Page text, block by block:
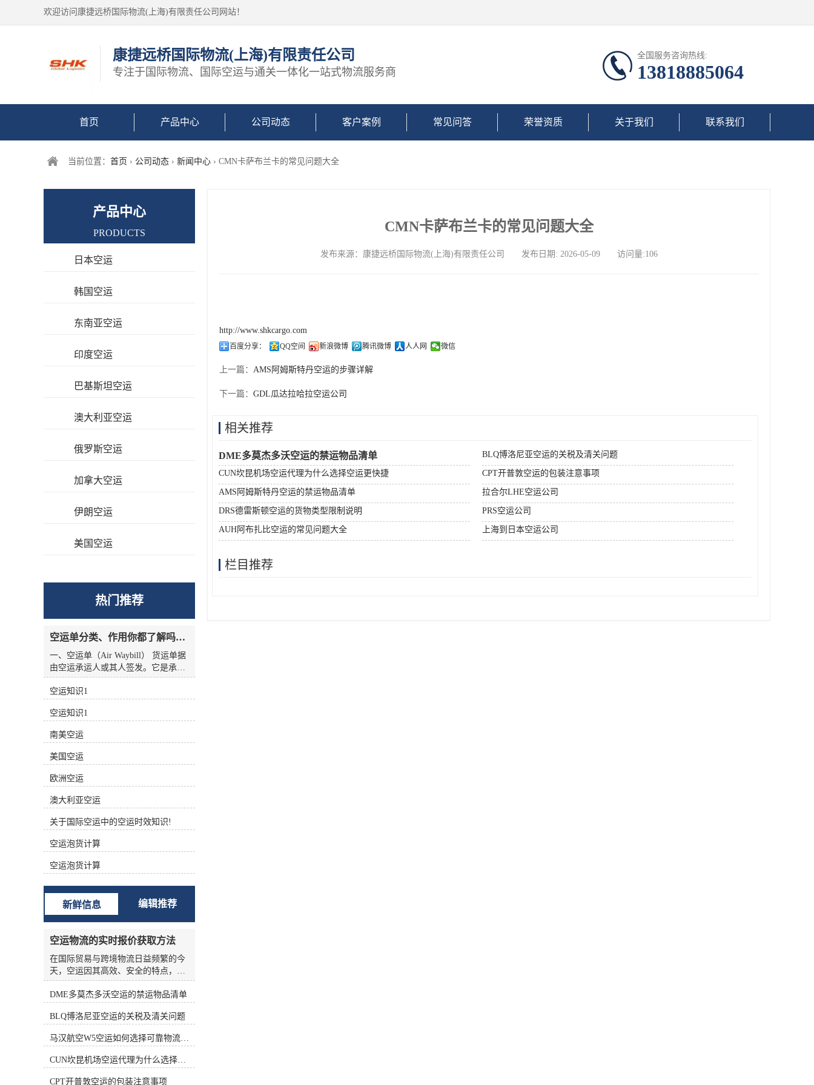
欢迎访问康捷远桥国际物流(上海)有限责任公司网站！
康捷远桥国际物流(上海)有限责任公司
专注于国际物流、国际空运与通关一体化一站式物流服务商
全国服务咨询热线:
13818885064
首页 产品中心 公司动态 客户案例 常见问答 荣誉资质 关于我们 联系我们
当前位置： 首页 › 公司动态 › 新闻中心 › CMN卡萨布兰卡的常见问题大全
CMN卡萨布兰卡的常见问题大全
发布来源：康捷远桥国际物流(上海)有限责任公司 发布日期: 2026-05-09 访问量:106
http://www.shkcargo.com
百度分享： QQ空间 新浪微博 腾讯微博 人人网 微信
上一篇： AMS阿姆斯特丹空运的步骤详解
下一篇： GDL瓜达拉哈拉空运公司
相关推荐
DME多莫杰多沃空运的禁运物品清单 BLQ博洛尼亚空运的关税及清关问题
CUN坎昆机场空运代理为什么选择空运更快捷 CPT开普敦空运的包装注意事项
AMS阿姆斯特丹空运的禁运物品清单 拉合尔LHE空运公司
DRS德雷斯顿空运的货物类型限制说明 PRS空运公司
AUH阿布扎比空运的常见问题大全 上海到日本空运公司
栏目推荐
产品中心
PRODUCTS
日本空运
韩国空运
东南亚空运
印度空运
巴基斯坦空运
澳大利亚空运
俄罗斯空运
加拿大空运
伊朗空运
美国空运
热门推荐
空运单分类、作用你都了解吗？空运单干货讲解
一、空运单（Air Waybill） 货运单据
由空运承运人或其人签发。它是承运
人收到货物的收据，也是托运人与承
运人之间的运输合同，但没有物权凭
二、航空货运单分类 1.按无承运人名
称分类 航空货运单有两种 (1)货运单
（Airline Air Waybill） 印有出票
（issue carrier）航空货运单的名称和
标志(航徽、代码等)。.这种空运单代
表的身份。 (2)中性货运单（Neutral
Air Waybill） 承运人名称和标志的货
运单未提前打印在运单上。这种空运
根据不同的功能进行分类 (1)航空主
运单（Master Air Waybill ，MAWB）
签发的航空运单称为主运单。 (2)航
空分运单（House Air Waybill ，
HAWB） 在办理集中托运业务时，向
发货人签发运单。三、航空货运单的
构成 中国国际航空货运单由一式十二
联组成，包括三联原件、六联副本和
三联额外副本。 如下表所示： 填写
航空货运单的责任 根据《华沙公
约》、《海牙议定书》和承运人的运
输条件，承运人的运输条件为托运人
准备航空货运单。 根据《华沙公约》
第六条第(1)款和第(5)款，航空货运单
由托运人填写。承运人按托运人要求
写。 这表明托运人应对货运单上填写
人对货运单上填写的内容不准确、不
完整造成的损失负责。 在航空货运业
务运营中，各承运的大量货物由其人
收运，部分特殊货物由直接收运。托
空运知识1
空运知识1
南美空运
美国空运
欧洲空运
澳大利亚空运
关于国际空运中的空运时效知识!
空运泡货计算
空运泡货计算
新鲜信息 编辑推荐
空运物流的实时报价获取方法
在国际贸易与跨境物流日益频繁的今
天，空运因其高效、安全的特点，成
为许多企业优先选择的运输方式。然
而，空运物流的报价并非一成不变，
货物种类等多种变量影响，价格波动
频繁。对于货主和物流从业者来说，
如何准确、高效地获取实时报价，是
控制成本、优化供应链的关键环节。
本文将从实际业务角度出发，系统梳
理空运物流实时报价的获取方法，帮
DME多莫杰多沃空运的禁运物品清单
BLQ博洛尼亚空运的关税及清关问题
马汉航空W5空运如何选择可靠物流公司
CUN坎昆机场空运代理为什么选择空运更快捷
CPT开普敦空运的包装注意事项